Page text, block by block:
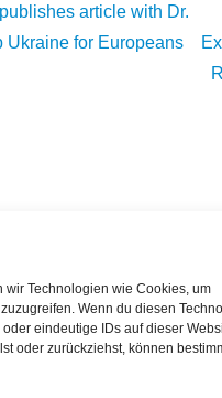
Technologien wie Cookies, um
Wenn du diesen
eindeutige IDs auf dieser
oder zurückziehst, können
article with Dr.
Ukraine for Europeans
Alle Rechte